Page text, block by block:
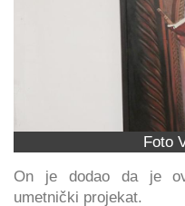
Foto
On je dodao da je
umetnički projekat.